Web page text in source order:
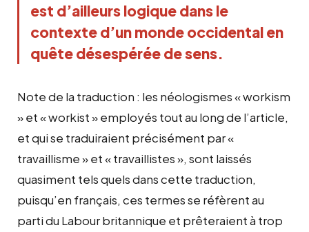
est d’ailleurs logique dans le
contexte d’un monde occidental en
quête désespérée de sens.
Note de la traduction : les néologismes « workism
» et « workist » employés tout au long de l’article,
et qui se traduiraient précisément par «
travaillisme » et « travaillistes », sont laissés
quasiment tels quels dans cette traduction,
puisqu’en français, ces termes se réfèrent au
parti du Labour britannique et prêteraient à trop